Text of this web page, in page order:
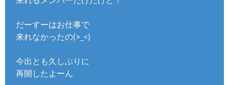
だーすーはお仕事で
来れなかったの(>_<)
今出とも久しぶりに
再開したよーん